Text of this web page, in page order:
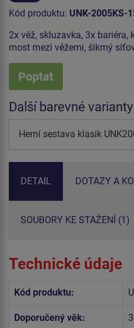
Kód produktu: UNK-2005KS-
2x věž, skluzavka, 3x
most mezi věžemi, šikmý
Poptat
Další barevné varianty
Herní sestava klasik
DETAIL DOTAZY A
SOUBORY KE STAŽENÍ (1)
Technické údaje
Kód produktu:
Doporučený věk: